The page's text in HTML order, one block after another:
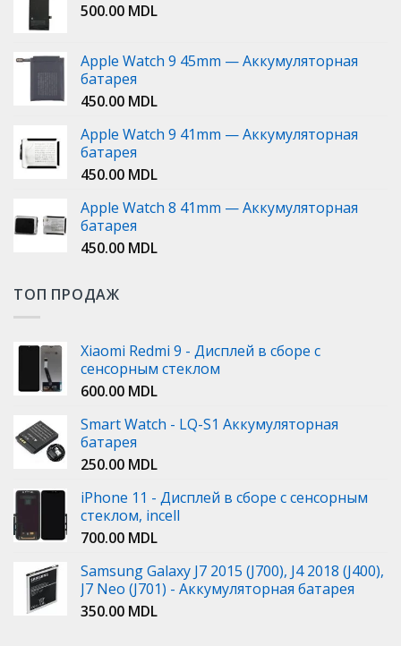
500.00 MDL
Apple Watch 9 45mm — Аккумуляторная
батарея
450.00 MDL
Apple Watch 9 41mm — Аккумуляторная
батарея
450.00 MDL
Apple Watch 8 41mm — Аккумуляторная
батарея
450.00 MDL
ТОП ПРОДАЖ
Xiaomi Redmi 9 - Дисплей в сборе с
сенсорным стеклом
600.00 MDL
Smart Watch - LQ-S1 Аккумуляторная
батарея
250.00 MDL
iPhone 11 - Дисплей в сборе с сенсорным
стеклом, incell
700.00 MDL
Samsung Galaxy J7 2015 (J700), J4 2018 (J400),
J7 Neo (J701) - Аккумуляторная батарея
350.00 MDL